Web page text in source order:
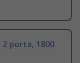
2 porta, 1800